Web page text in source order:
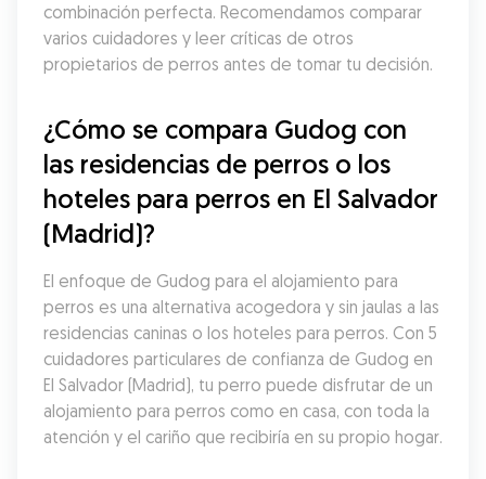
combinación perfecta. Recomendamos comparar
varios cuidadores y leer críticas de otros
propietarios de perros antes de tomar tu decisión.
¿Cómo se compara Gudog con
las residencias de perros o los
hoteles para perros en El Salvador
(Madrid)?
El enfoque de Gudog para el alojamiento para
perros es una alternativa acogedora y sin jaulas a las
residencias caninas o los hoteles para perros. Con 5
cuidadores particulares de confianza de Gudog en
El Salvador (Madrid), tu perro puede disfrutar de un
alojamiento para perros como en casa, con toda la
atención y el cariño que recibiría en su propio hogar.